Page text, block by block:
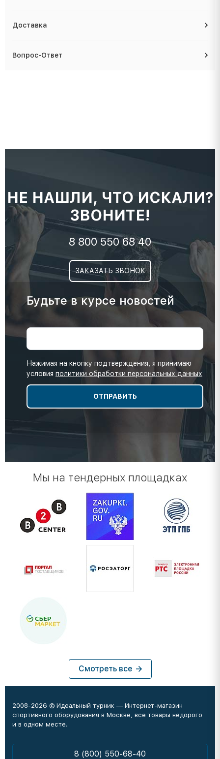
Доставка
Вопрос-Ответ
НЕ НАШЛИ, ЧТО ИСКАЛИ?
ЗВОНИТЕ!
8 800 550 68 40
ЗАКАЗАТЬ ЗВОНОК
Будьте в курсе новостей
Нажимая на кнопку подтверждения, я принимаю
условия политики обработки персональных данных
Мы на тендерных площадках
Смотреть все
2008-2026 © Идеальный турник — Интернет-магазин
спортивного оборудования в Москве, все товары недорого
и в одном месте.
8 (800) 550-68-40